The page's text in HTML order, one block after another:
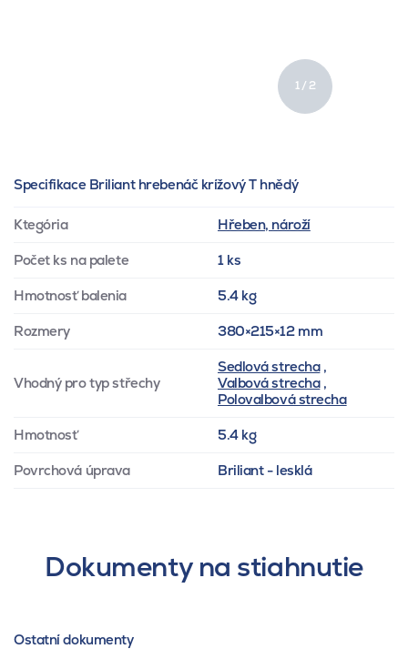
1 / 2
Specifikace Briliant hrebenáč krížový T hnědý
Ktegória Hřeben, nároží
Počet ks na palete 1 ks
Hmotnosť balenia 5.4 kg
Rozmery 380×215×12 mm
Vhodný pro typ střechy
Sedlová strecha,
Valbová strecha,
Polovalbová strecha
Hmotnosť 5.4 kg
Povrchová úprava Briliant - lesklá
Dokumenty na stiahnutie
Ostatní dokumenty